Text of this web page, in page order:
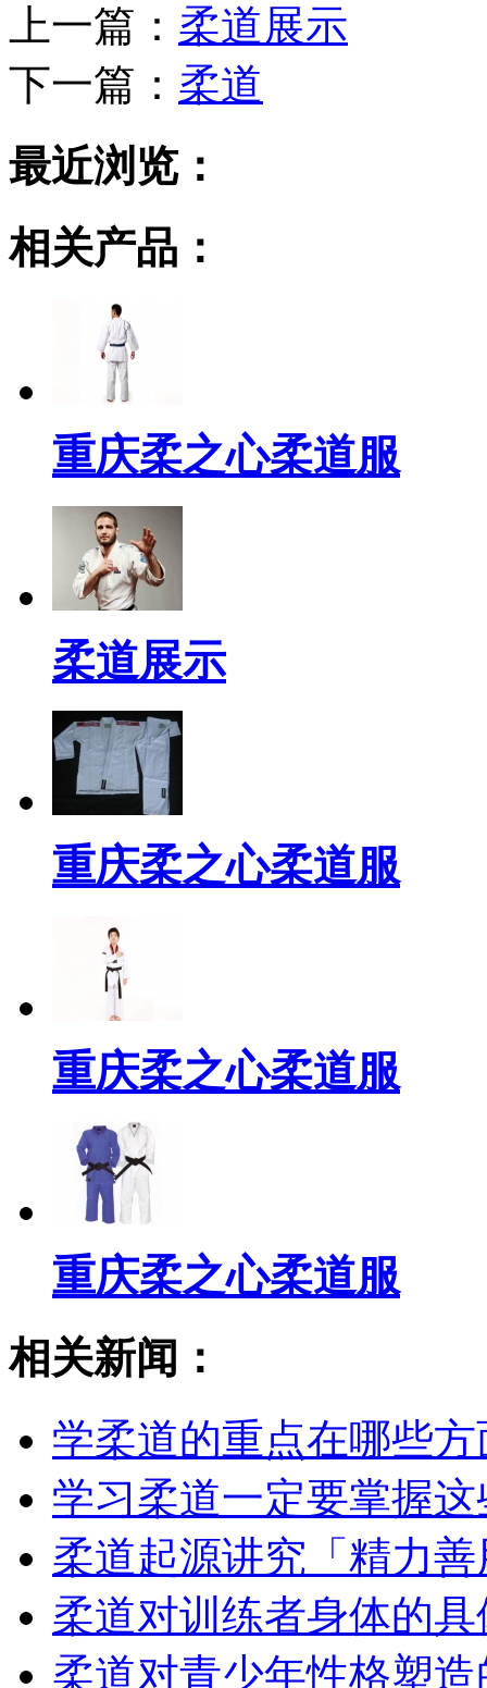
上一篇： 柔道展示
下一篇： 柔道
最近浏览：
相关产品：
重庆柔之心柔道服
柔道展示
重庆柔之心柔道服
重庆柔之心柔道服
重庆柔之心柔道服
相关新闻：
学柔道的重点在哪些方
学习柔道一定要掌握
柔道起源讲究「精力
柔道对训练者身体的
柔道对青少年性格塑